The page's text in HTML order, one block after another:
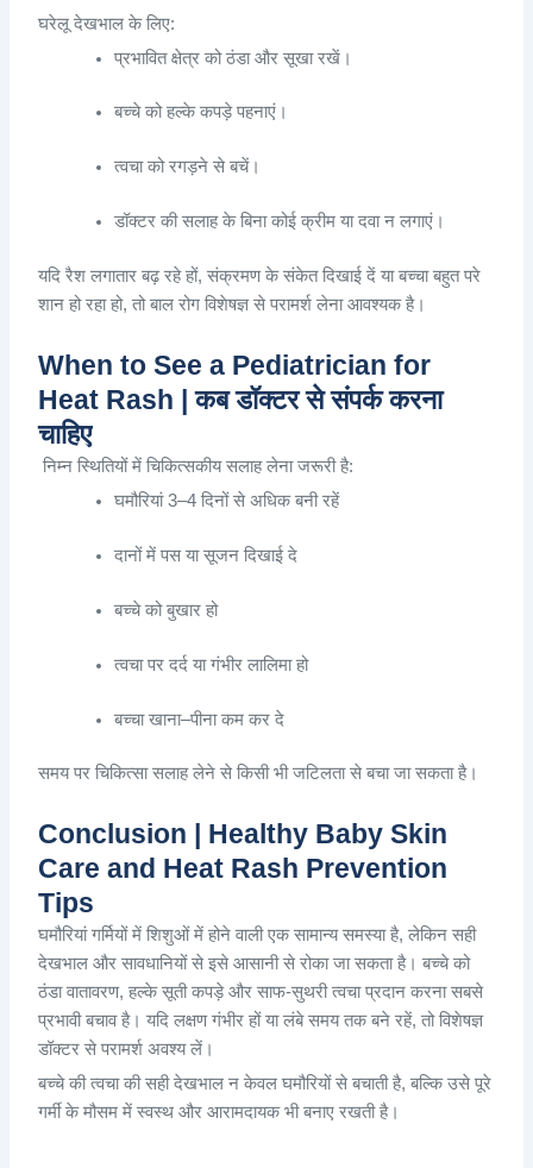
घरेलू देखभाल के लिए:
प्रभावित क्षेत्र को ठंडा और सूखा रखें ।
बच्चे को हल्के कपड़े पहनाएं ।
त्वचा को रगड़ने से बचें।
डॉक्टर की सलाह के बिना कोई क्रीम या दवा न लगाएं ।
यदि रैश लगातार बढ़ रहे हों,संक्रमण के संकेत दिखाई दें या बच्चा बहुत परे
शान हो रहा हो,तो बाल रोग विशेषज्ञ से परामर्श लेना आवश्यक है।
When to See a Pediatrician for
Heat Rash | कब डॉक्टर से संपर्क करना
चाहिए
निम्न स्थितियों में चिकित्सकीय सलाह लेना जरूरी है:
घमौरियां3–4दिनों से अधिक बनी रहें
दानों में पस या सूजन दिखाई दे
बच्चे को बुखार हो
त्वचा पर दर्द या गंभीर लालिमा हो
बच्चा खाना–पीना कम कर दे
समय पर चिकित्सा सलाह लेने से किसी भी जटिलता से बचा जा सकता है।
Conclusion | Healthy Baby Skin
Care and Heat Rash Prevention
Tips
घमौरियां गर्मियों में शिशुओं में होने वाली एक सामान्य समस्या है, लेकिन सही
देखभाल और सावधानियों से इसे आसानी से रोका जा सकता है। बच्चे को
ठंडा वातावरण, हल्के सूती कपड़े और साफ-सुथरी त्वचा प्रदान करना सबसे
प्रभावी बचाव है। यदि लक्षण गंभीर हों या लंबे समय तक बने रहें, तो विशेषज्ञ
डॉक्टर से परामर्श अवश्य लें।
बच्चे की त्वचा की सही देखभाल न केवल घमौरियों से बचाती है, बल्कि उसे पूरे
गर्मी के मौसम में स्वस्थ और आरामदायक भी बनाए रखती है।